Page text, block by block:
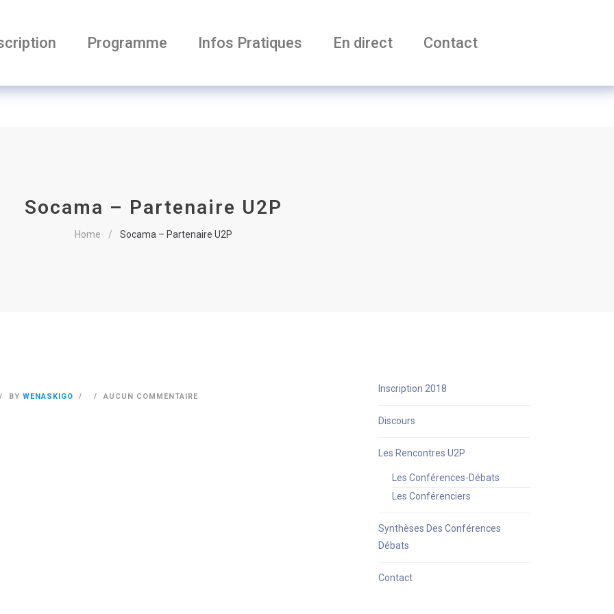
Programme Infos Pratiques En direct Contact
Socama – Partenaire U2P
Home Socama – Partenaire U2P
BY WENASKIGO AUCUN COMMENTAIRE
Inscription 2018
Discours
Les Rencontres U2P
Les Conférences-Débats
Les Conférenciers
Synthèses Des Conférences
Débats
Contact